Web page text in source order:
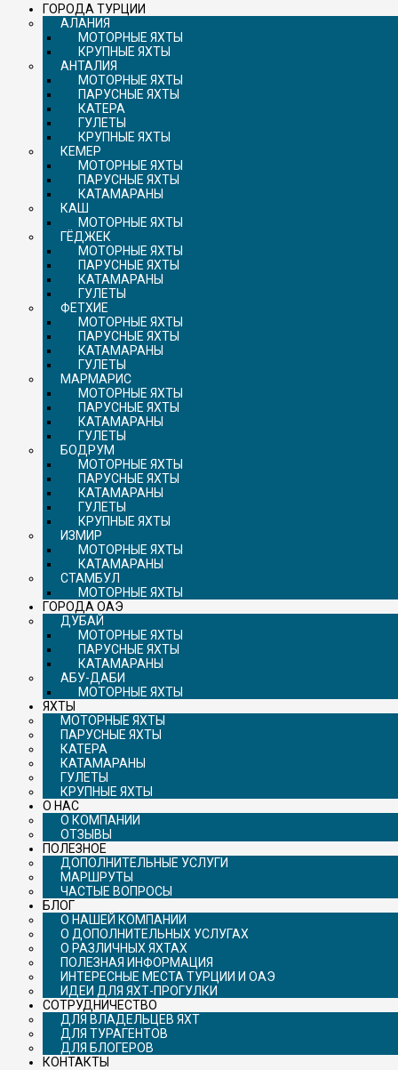
ГОРОДА ТУРЦИИ
АЛАНИЯ
МОТОРНЫЕ ЯХТЫ
КРУПНЫЕ ЯХТЫ
АНТАЛИЯ
МОТОРНЫЕ ЯХТЫ
ПАРУСНЫЕ ЯХТЫ
КАТЕРА
ГУЛЕТЫ
КРУПНЫЕ ЯХТЫ
КЕМЕР
МОТОРНЫЕ ЯХТЫ
ПАРУСНЫЕ ЯХТЫ
КАТАМАРАНЫ
КАШ
МОТОРНЫЕ ЯХТЫ
ГЁДЖЕК
МОТОРНЫЕ ЯХТЫ
ПАРУСНЫЕ ЯХТЫ
КАТАМАРАНЫ
ГУЛЕТЫ
ФЕТХИЕ
МОТОРНЫЕ ЯХТЫ
ПАРУСНЫЕ ЯХТЫ
КАТАМАРАНЫ
ГУЛЕТЫ
МАРМАРИС
МОТОРНЫЕ ЯХТЫ
ПАРУСНЫЕ ЯХТЫ
КАТАМАРАНЫ
ГУЛЕТЫ
БОДРУМ
МОТОРНЫЕ ЯХТЫ
ПАРУСНЫЕ ЯХТЫ
КАТАМАРАНЫ
ГУЛЕТЫ
КРУПНЫЕ ЯХТЫ
ИЗМИР
МОТОРНЫЕ ЯХТЫ
КАТАМАРАНЫ
СТАМБУЛ
МОТОРНЫЕ ЯХТЫ
ГОРОДА ОАЭ
ДУБАЙ
МОТОРНЫЕ ЯХТЫ
ПАРУСНЫЕ ЯХТЫ
КАТАМАРАНЫ
АБУ-ДАБИ
МОТОРНЫЕ ЯХТЫ
ЯХТЫ
МОТОРНЫЕ ЯХТЫ
ПАРУСНЫЕ ЯХТЫ
КАТЕРА
КАТАМАРАНЫ
ГУЛЕТЫ
КРУПНЫЕ ЯХТЫ
О НАС
О КОМПАНИИ
ОТЗЫВЫ
ПОЛЕЗНОЕ
ДОПОЛНИТЕЛЬНЫЕ УСЛУГИ
МАРШРУТЫ
ЧАСТЫЕ ВОПРОСЫ
БЛОГ
О НАШЕЙ КОМПАНИИ
О ДОПОЛНИТЕЛЬНЫХ УСЛУГАХ
О РАЗЛИЧНЫХ ЯХТАХ
ПОЛЕЗНАЯ ИНФОРМАЦИЯ
ИНТЕРЕСНЫЕ МЕСТА ТУРЦИИ И ОАЭ
ИДЕИ ДЛЯ ЯХТ-ПРОГУЛКИ
СОТРУДНИЧЕСТВО
ДЛЯ ВЛАДЕЛЬЦЕВ ЯХТ
ДЛЯ ТУРАГЕНТОВ
ДЛЯ БЛОГЕРОВ
КОНТАКТЫ